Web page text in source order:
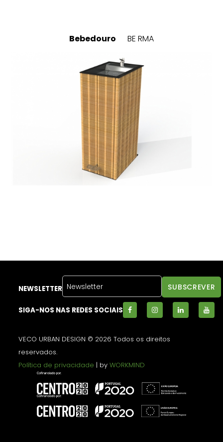
Bebedouro BE RMA
NEWSLETTER
SIGA-NOS NAS REDES SOCIAIS
VECO URBAN DESIGN © 2026 Todos os direitos
reservados.
Política de privacidade | byWORKMIND